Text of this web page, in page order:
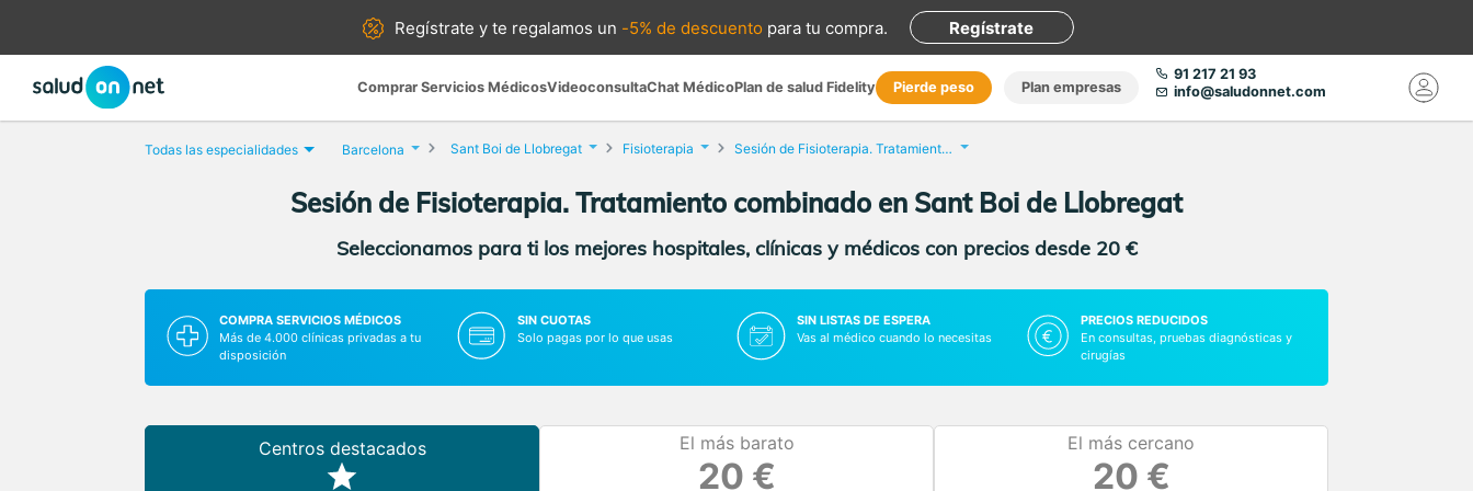
Regístrate yte regalamos un -5% de descuento para tu compra. Regístrate
Comprar Servicios MédicosVideoconsultaChat MédicoPlan de salud Fidelity Pierde peso Plan empresas
91 217 21 93
info@saludonnet.com
Todas las especialidades Barcelona Sant Boi de Llobregat Fisioterapia Sesión de Fisioterapia. Tratamiento combinado
Sesión de Fisioterapia. Tratamiento combinado en Sant Boi de Llobregat
Seleccionamos para ti los mejores hospitales, clínicas y médicos con precios desde 20 €
COMPRA SERVICIOS MÉDICOS
Más de 4.000 clínicas privadas a tu
disposición
SIN CUOTAS
Solo pagas por lo que usas
SIN LISTAS DE ESPERA
Vas al médico cuando lo necesitas
PRECIOS REDUCIDOS
En consultas, pruebas diagnósticas y
cirugías
Centros destacados El más barato
20 €
El más cercano
20 €